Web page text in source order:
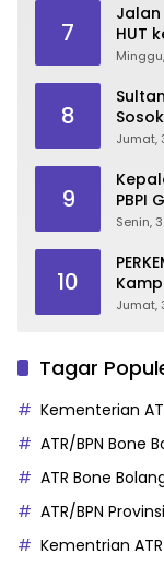
7
Jalan
HUT
8
Jumat,
9
PBPI
Senin,
10
Jumat,
Tagar
Kementerian
ATR/BPN Bone
ATR Bone
ATR/BPN
Kementrian ATR